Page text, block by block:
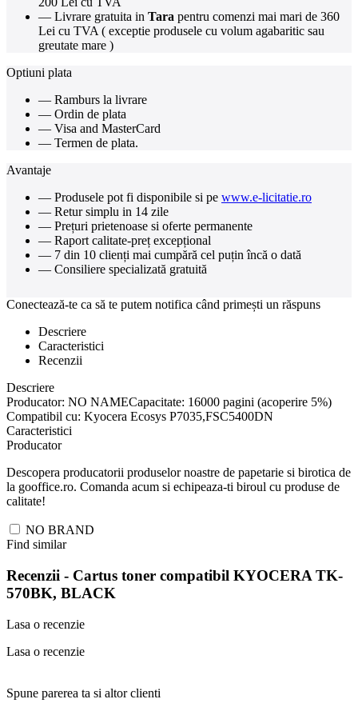
— Livrare gratuita in Tara pentru comenzi mai mari de 360
Lei cu TVA ( exceptie produsele cu volum agabaritic sau
greutate mare )
Optiuni plata
— Ramburs la livrare
— Ordin de plata
— Visa and MasterCard
— Termen de plata.
Avantaje
— Produsele pot fi disponibile si pe www.e-licitatie.ro
— Retur simplu in 14 zile
— Prețuri prietenoase si oferte permanente
— Raport calitate-preț excepțional
— 7 din 10 clienți mai cumpără cel puțin încă o dată
— Consiliere specializată gratuită
Conectează-te ca să te putem notifica când primești un răspuns
Descriere
Caracteristici
Recenzii
Descriere
Producator: NO NAMECapacitate: 16000 pagini (acoperire 5%)
Compatibil cu: Kyocera Ecosys P7035,FSC5400DN
Caracteristici
Producator
Descopera producatorii produselor noastre de papetarie si birotica de
la gooffice.ro. Comanda acum si echipeaza-ti biroul cu produse de
calitate!
NO BRAND
Find similar
Recenzii - Cartus toner compatibil KYOCERA TK-
570BK, BLACK
Lasa o recenzie
Lasa o recenzie
Spune parerea ta si altor clienti